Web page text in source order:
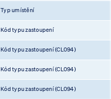
Typ umístění
Kód typu zastoupení
Kód typu zastoupení (CL094)
Kód typu zastoupení (CL094)
Kód typu zastoupení (CL094)